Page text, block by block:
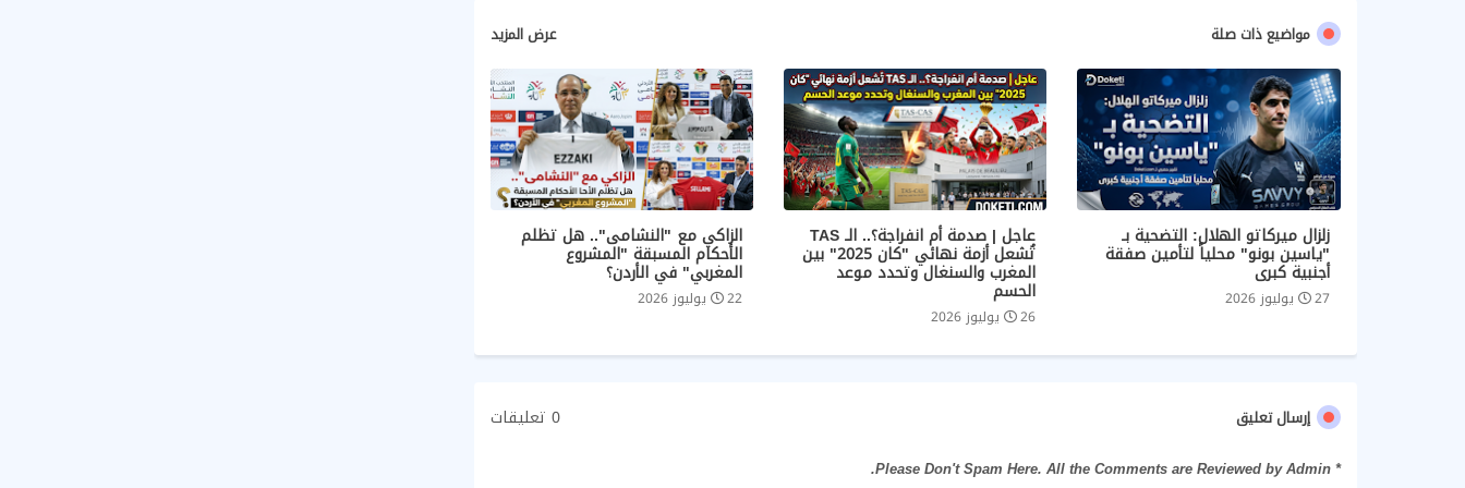
مواضيع ذات صلة عرض المزيد
زلزال ميركاتو الهلال: التضحية بـ
"ياسين بونو" محلياً لتأمين صفقة
أجنبية كبرى
27 يوليوز 2026
عاجل | صدمة أم انفراجة؟.. الـ TAS
تُشعل أزمة نهائي "كان 2025" بين
المغرب والسنغال وتحدد موعد
الحسم
26 يوليوز 2026
الزاكي مع "النشامى".. هل تظلم
الأحكام المسبقة "المشروع
المغربي" في الأردن؟
22 يوليوز 2026
إرسال تعليق 0 تعليقات
* Please Don't Spam Here. All the Comments are Reviewed by Admin.